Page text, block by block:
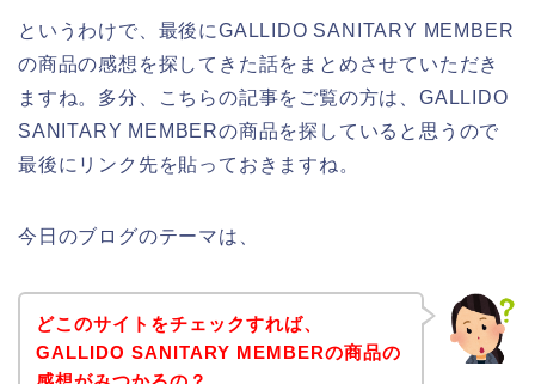
というわけで、最後にGALLIDO SANITARY MEMBER
の商品の感想を探してきた話をまとめさせていただき
ますね。多分、こちらの記事をご覧の方は、GALLIDO
SANITARY MEMBERの商品を探していると思うので
最後にリンク先を貼っておきますね。
今日のブログのテーマは、
どこのサイトをチェックすれば、
GALLIDO SANITARY MEMBERの商品の